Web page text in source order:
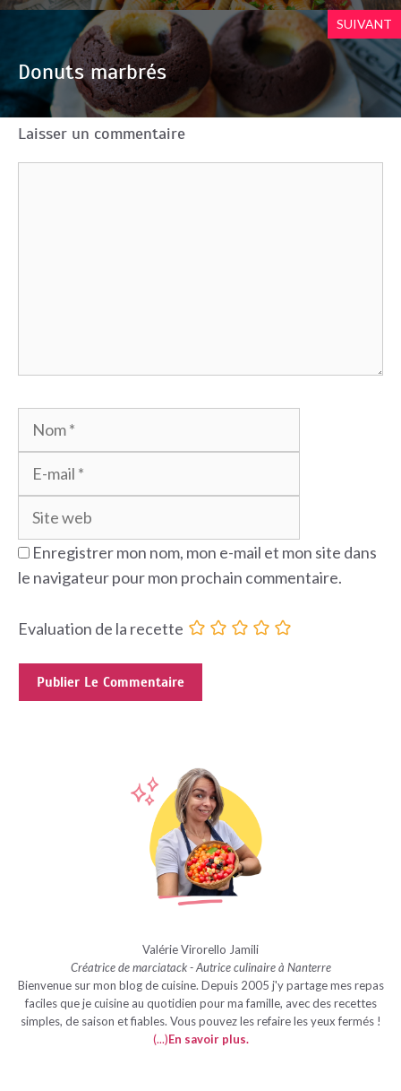
SUIVANT
Donuts marbrés
Laisser un commentaire
Nom
Enregistrer mon nom, mon e-mail et mon site dans
le navigateur pour mon prochain commentaire.
Evaluation de la recette
Valérie Virorello Jamili
Créatrice de marciatack - Autrice culinaire à Nanterre
Bienvenue sur mon blog de cuisine. Depuis 2005 j'y partage mes repas
faciles que je cuisine au quotidien pour ma famille, avec des recettes
simples, de saison et fiables. Vous pouvez les refaire les yeux fermés !
(...)En savoir plus.